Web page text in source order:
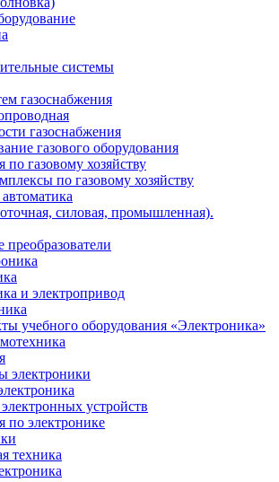
системы
газоснабжения
газоснабжения
газового оборудования
газовому хозяйству
по газовому хозяйству
силовая, промышленная).
и электропривод
учебного оборудования «Электроника»
электроники
устройств
по электронике
техника